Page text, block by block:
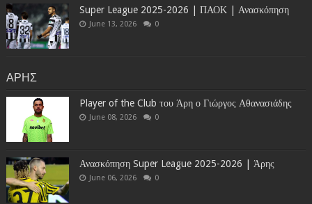
Super League 2025-2026 | ΠΑΟΚ | Ανασκόπηση
June 13, 2026 0
ΑΡΗΣ
Player of the Club του Άρη ο Γιώργος Αθανασιάδης
June 08, 2026 0
Ανασκόπηση Super League 2025-2026 | Άρης
June 06, 2026 0